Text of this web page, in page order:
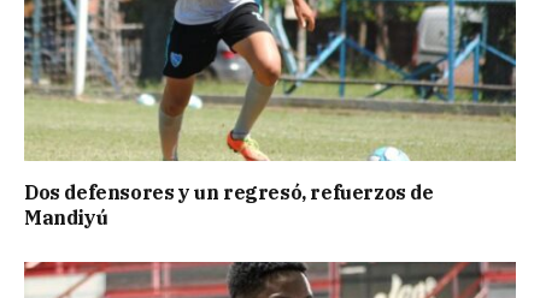
Dos defensores y un regresó, refuerzos de
Mandiyú